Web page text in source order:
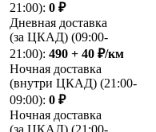
21:00): 0 ₽
Дневная доставка
(за ЦКАД) (09:00-
21:00): 490 + 40 ₽/км
Ночная доставка
(внутри ЦКАД) (21:00-
09:00): 0 ₽
Ночная доставка